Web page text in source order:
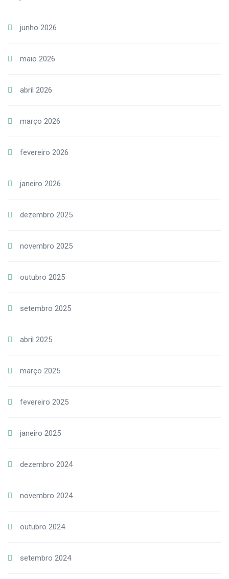
junho 2026
maio 2026
abril 2026
março 2026
fevereiro 2026
janeiro 2026
dezembro 2025
novembro 2025
outubro 2025
setembro 2025
abril 2025
março 2025
fevereiro 2025
janeiro 2025
dezembro 2024
novembro 2024
outubro 2024
setembro 2024